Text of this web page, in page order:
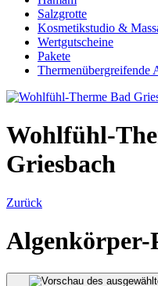
Salzgrotte
Kosmetikstudio &
Wertgutscheine
Pakete
Thermenübergreifende
Wohlfühl-
Griesbach
Zurück
Algenkörper-